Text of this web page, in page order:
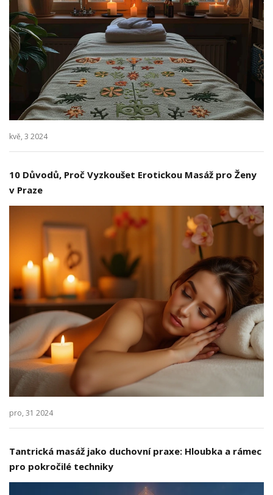
kvě, 3 2024
10 Důvodů, Proč Vyzkoušet Erotickou Masáž pro Ženy
v Praze
pro, 31 2024
Tantrická masáž jako duchovní praxe: Hloubka a rámec
pro pokročilé techniky